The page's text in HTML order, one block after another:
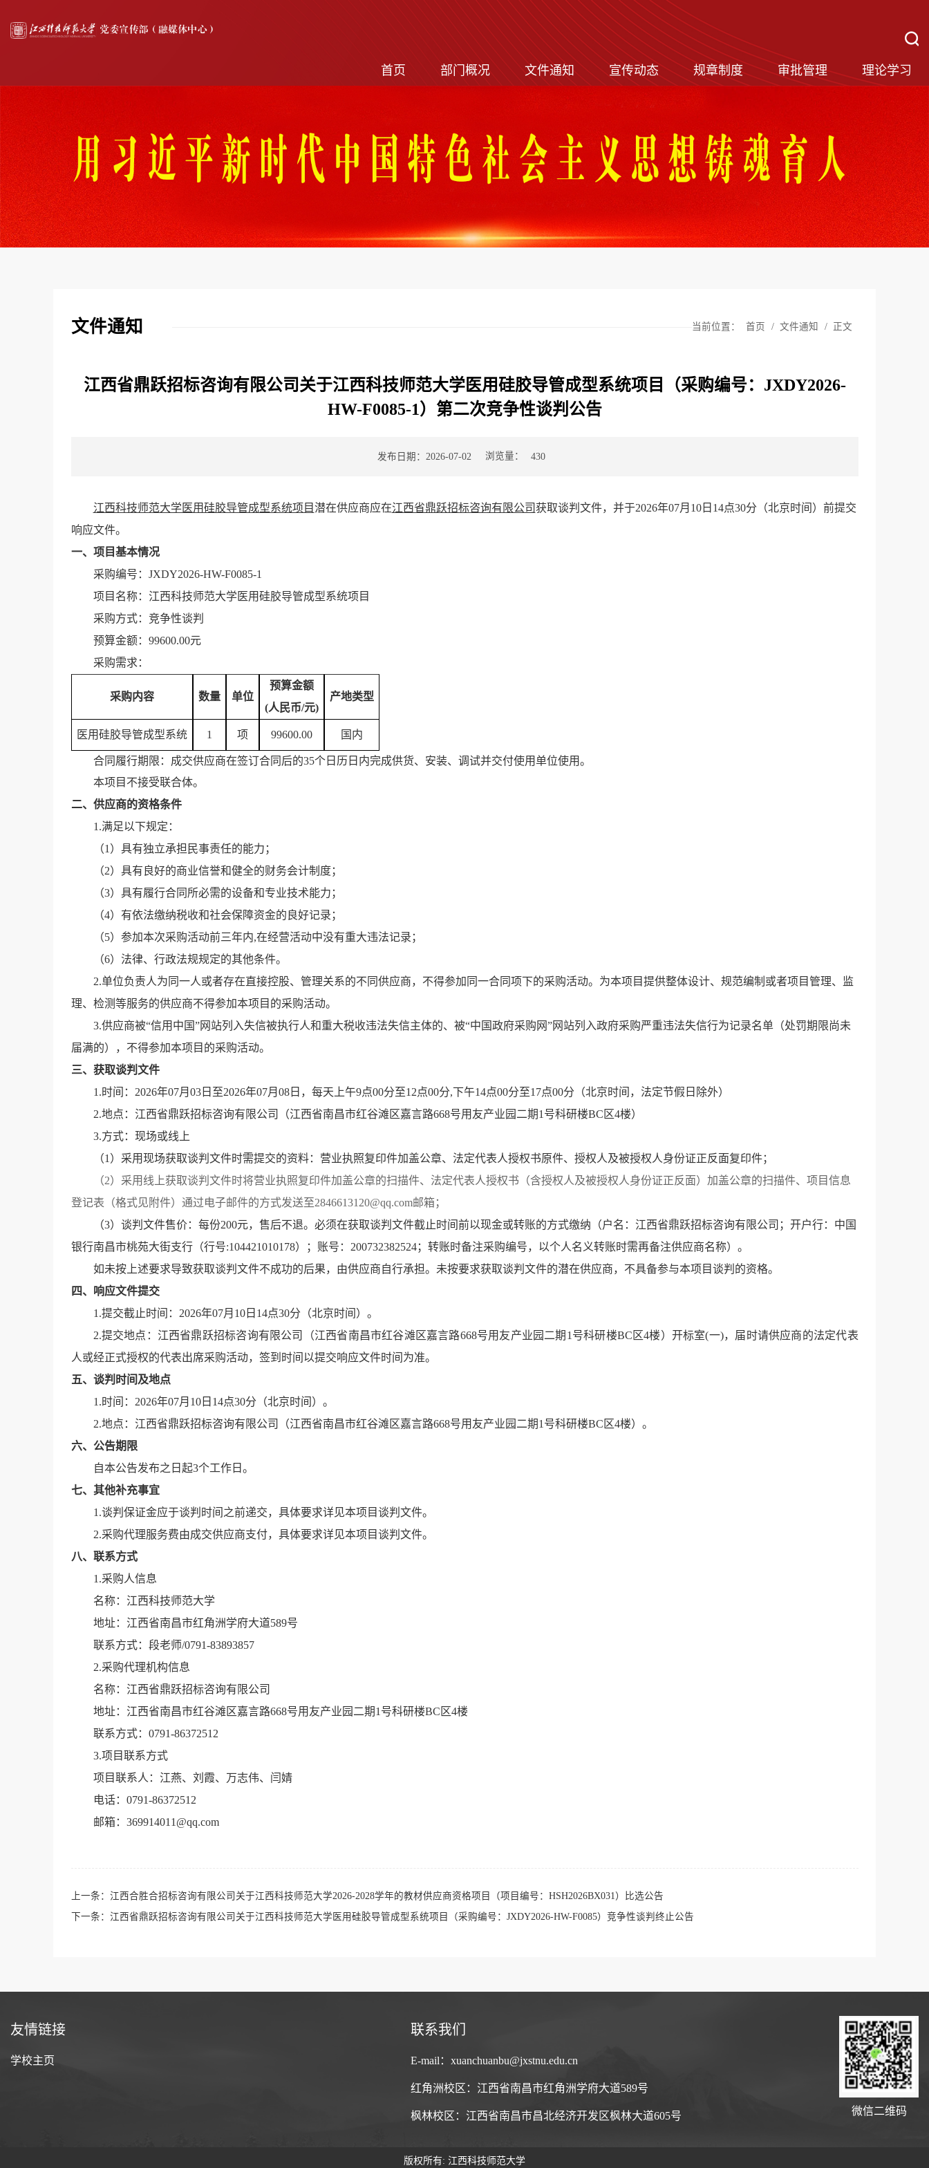
首页 部门概况 文件通知 宣传动态 规章制度 审批管理 理论学习
文件通知 当前位置： 首页 / 文件通知 / 正文
江西省鼎跃招标咨询有限公司关于江西科技师范大学医用硅胶导管成型系统项目（采购编号：JXDY2026-
HW-F0085-1）第二次竞争性谈判公告
发布日期：2026-07-02 浏览量： 430
江西科技师范大学医用硅胶导管成型系统项目潜在供应商应在江西省鼎跃招标咨询有限公司获取谈判文件，并于2026年07月 10日 14点30分 （北京时间）前提交
响应文件。
一、 项目基本情况
采购编号：JXDY2026-HW-F0085-1
项目名称： 江西科技师范大学医用硅胶导管成型系统项目
采购方式：竞争性谈判
预算金额： 99600.00元
采购需求：
采购内容 数量 单位
预算金额
(人民币/元)
产地类型
医用硅胶导管成型系统 1 项 99600.00 国内
合同履行期限 ： 成交供应商在签订合同后的35个日历日内完成供货、安装、调试并交付使用单位使用。
本项目不接受联合体。
二、供应商的资格条件
1.满足以下规定：
（1）具有独立承担民事责任的能力；
（2）具有良好的商业信誉和健全的财务会计制度；
（3）具有履行合同所必需的设备和专业技术能力；
（4）有依法缴纳税收和社会保障资金的良好记录；
（5） 参加本次采购活动前三年内,在经营活动中没有重大违法记录；
（6）法律、行政法规规定的其他条件。
2.单位负责人为同一人或者存在直接控股、管理关系的不同供应商，不得参加同一合同项下的采购活动。 为本项目提供整体设计、规范编制或者项目管理、监
理、检测等服务的供应商不得参加本项目的采购活动。
3.供应商被“信用中国”网站列入失信被执行人和重大税收违法失信主体的、被“中国政府采购网”网站列入政府采购严重违法失信行为记录名单（处罚期限尚未
届满的），不得参加本项目的采购活动。
三、获取谈判文件
1.时间：2026年07月 03日至2026年07月 08日， 每天上午9点00分至12点00分,下午14点00分至17点00分（北京时间 ， 法定节假日除外）
2.地点： 江西省鼎跃招标咨询有限公司（江西省南昌市红谷滩 区嘉言路668号用友产业园二期1号科研楼BC区4楼）
3.方式：现场或线上
（1）采用现场获取谈判文件时需提交的资料：营业执照复印件加盖公章、法定代表人授权书原件、授权人及被授权人身份证正反面复印件；
（2）采用线上获取谈判文件时将营业执照复印件加盖公章的扫描件、法定代表人授权书 （含授权人及被授权人身份证正反面） 加盖公章的扫描件、项目信息
登记表（格式见附件） 通过电子邮件的方式发送至2846613120@qq.com邮箱；
（3）谈判文件售价：每份200元，售后不退。 必须在获取谈判文件截止时间前以现金或转账的方式缴纳（户名：江西省鼎跃招标咨询有限公司；开户行： 中国
银行南昌市桃苑大街支行（行号:104421010178） ；账号：200732382524； 转账时备注采购编号，以个人名义转账时需再备注供应商名称）。
如未按上述要求导致获取谈判文件不成功的后果，由供应商自行承担。未按要求获取谈判文件的潜在供应商，不具备参与本项目谈判的资格。
四、响应文件提交
1.提交截止时间： 2026年07月10日14点30分 （北京时间）。
2.提交地点： 江西省鼎跃招标咨询有限公司（江西省南昌市红谷滩区嘉言路668号用友产业园二期1号科研楼BC区4楼）开标室(一)，届时请供应商的法定代表
人或经正式授权的代表出席采购活动，签到时间以提交响应文件时间为准。
五、谈判时间及地点
1.时间： 2026年07月10日14点30分 （北京时间）。
2.地点： 江西省鼎跃招标咨询有限公司（江西省南昌市红谷滩区嘉言路668号用友产业园二期1号科研楼BC区4楼）。
六、公告期限
自本公告发布之日起3个工作日。
七、其他补充事宜
1.谈判保证金应于谈判时间之前递交，具体要求详见本项目谈判文件。
2.采购代理服务费由成交供应商支付，具体要求详见本项目谈判文件。
八、联系方式
1.采购人信息
名称：江西科技师范大学
地址：江西省南昌市红角洲学府大道589号
联系方式： 段老师/0791-83893857
2.采购代理机构信息
名称：江西省鼎跃招标咨询有限公司
地址：江西省南昌市红谷滩区嘉言路668号用友产业园二期1号科研楼BC区4楼
联系方式：0791-86372512
3.项目联系方式
项目联系人： 江燕、刘霞、万志伟、闫婧
电话：0791-86372512
邮箱：369914011@qq.com
上一条： 江西合胜合招标咨询有限公司关于江西科技师范大学2026-2028学年的教材供应商资格项目（项目编号：HSH2026BX031）比选公告
下一条： 江西省鼎跃招标咨询有限公司关于江西科技师范大学医用硅胶导管成型系统项目（采购编号：JXDY2026-HW-F0085）竞争性谈判终止公告
友情链接
学校主页
联系我们
E-mail：xuanchuanbu@jxstnu.edu.cn
红角洲校区：江西省南昌市红角洲学府大道589号
枫林校区：江西省南昌市昌北经济开发区枫林大道605号 微信二维码
版权所有: 江西科技师范大学